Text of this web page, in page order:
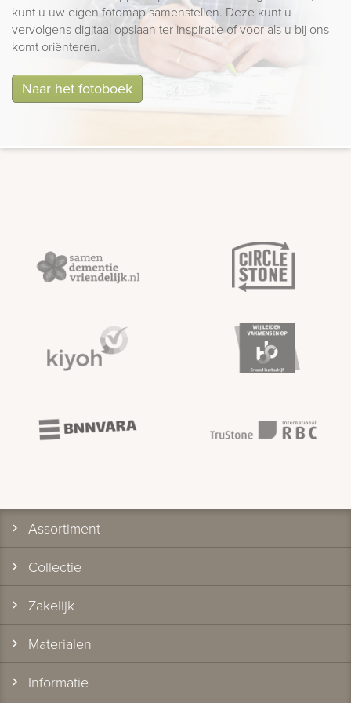
kunt u uw eigen fotomap samenstellen. Deze kunt u
vervolgens digitaal opslaan ter inspiratie of voor als u bij ons
komt oriënteren.
Naar het fotoboek
Assortiment
Collectie
Zakelijk
Materialen
Informatie